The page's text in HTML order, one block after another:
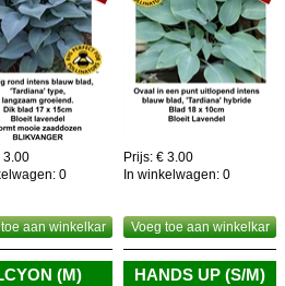
3.00
0
aan winkelkar
Prijs: € 3.00
In winkelwagen: 0
Voeg toe aan winkelkar
(M) HANDS UP (S/M)